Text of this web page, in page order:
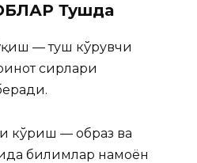
Тушда
— туш кўрувчи
сирлари
кўриш — образ ва
билимлар намоён